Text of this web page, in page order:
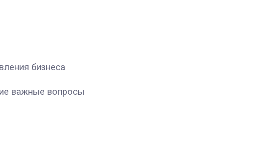
бизнеса
важные вопросы